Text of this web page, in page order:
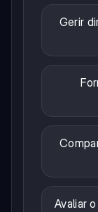
Gerir
Avaliar